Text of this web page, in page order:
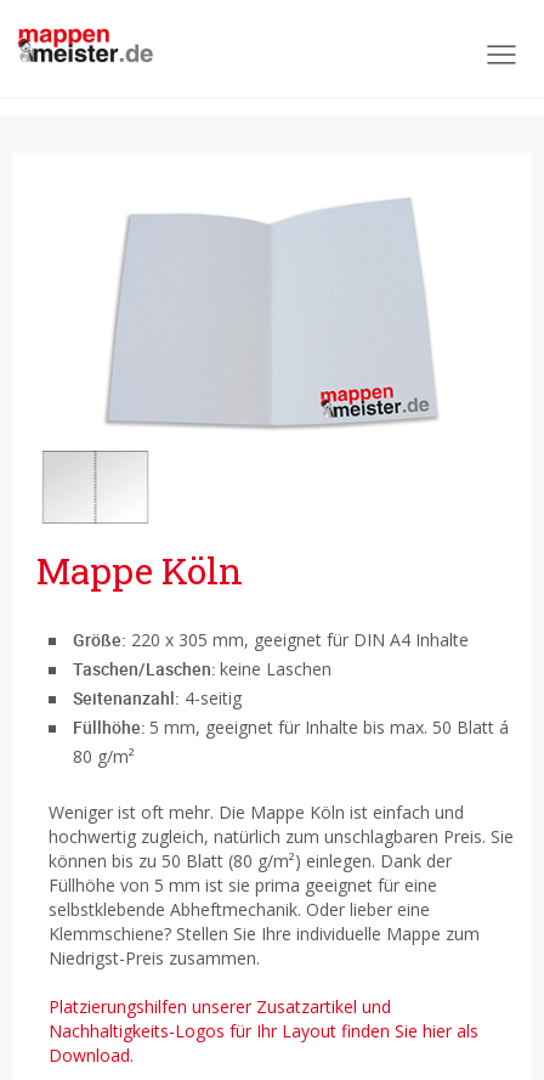
Produktübersicht
Mappen ohne Laschen
Mappe Köln
Größe: 220 x 305 mm, geeignet für DIN A4 Inhalte
Taschen/Laschen: keine Laschen
Seitenanzahl: 4-seitig
Füllhöhe: 5 mm, geeignet für Inhalte bis max. 50 Blatt á
80 g/m²
Weniger ist oft mehr. Die Mappe Köln ist einfach und
hochwertig zugleich, natürlich zum unschlagbaren Preis. Sie
können bis zu 50 Blatt (80 g/m²) einlegen. Dank der
Füllhöhe von 5 mm ist sie prima geeignet für eine
selbstklebende Abheftmechanik. Oder lieber eine
Klemmschiene? Stellen Sie Ihre individuelle Mappe zum
Niedrigst-Preis zusammen.
Platzierungshilfen unserer Zusatzartikel und
Nachhaltigkeits-Logos für Ihr Layout finden Sie hier als
Download.